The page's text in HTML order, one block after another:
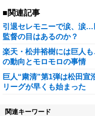
■関連記事
引退セレモニーで涙、涙
監督の目はあるのか？
楽天・松井裕樹には巨人
の動向とモロモロの事情
巨人“粛清”第1弾は松田
リーグが早くも始まった
関連キーワード